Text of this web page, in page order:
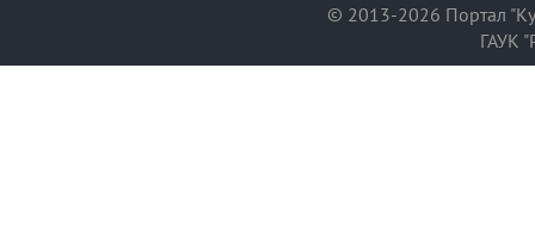
© 2013-2026 Портал
ГАУК